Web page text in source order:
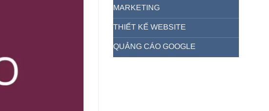
MARKETING
THIẾT KẾ WEBSITE
QUẢNG CÁO GOOGLE